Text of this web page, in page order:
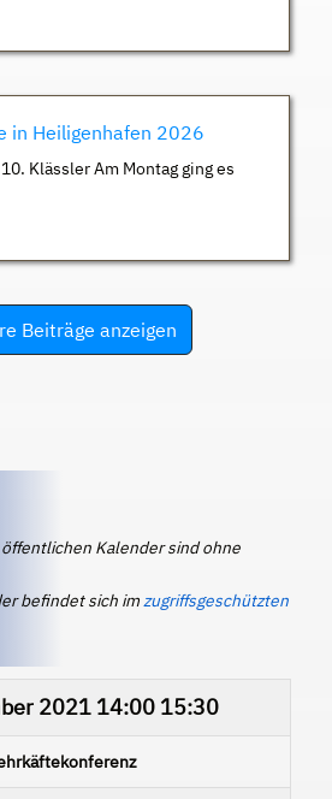
in Heiligenhafen 2026
Klässler Am Montag ging es
Beiträge anzeigen
Kalender sind ohne
befindet sich imzugriffsgeschützten
202114:00 15:30